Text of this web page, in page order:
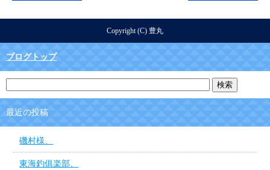
Copyright (C) 豊丸
ブログトップ
最近の投稿
磯村様、
東海釣俱楽部、